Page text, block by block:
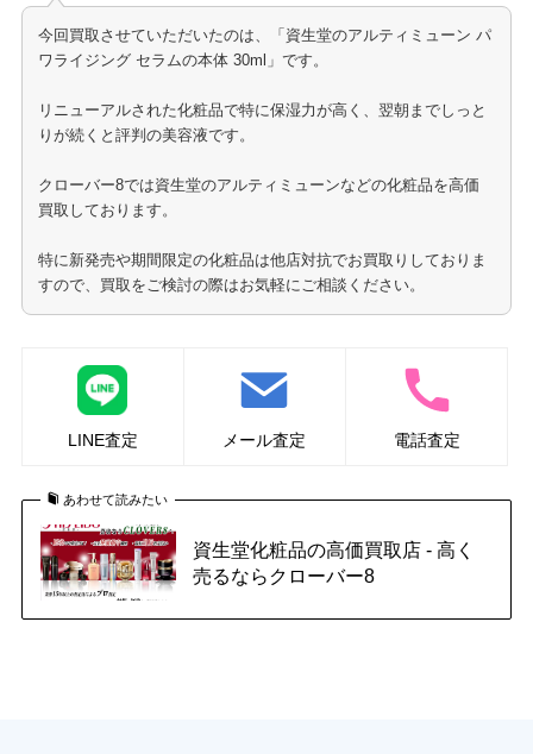
今回買取させていただいたのは、「資生堂のアルティミューン パ
ワライジング セラムの本体 30ml」です。
リニューアルされた化粧品で特に保湿力が高く、翌朝までしっと
りが続くと評判の美容液です。
クローバー8では資生堂のアルティミューンなどの化粧品を高価
買取しております。
特に新発売や期間限定の化粧品は他店対抗でお買取りしておりま
すので、買取をご検討の際はお気軽にご相談ください。
LINE査定 メール査定 電話査定
あわせて読みたい
資生堂化粧品の高価買取店 - 高く
売るならクローバー8